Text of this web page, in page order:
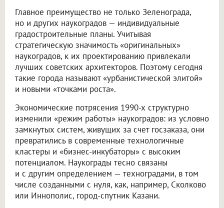
Главное преимущество не только Зеленограда,
но и других наукоградов — индивидуальные
градостроительные планы. Учитывая
стратегическую значимость «оригинальных»
наукоградов, к их проектированию привлекали
лучших советских архитекторов. Поэтому сегодня
такие города называют «урбанистической элитой»
и новыми «точками роста».
Экономические потрясения 1990-х структурно
изменили «режим работы» наукоградов: из условно
замкнутых систем, живущих за счет госзаказа, они
превратились в современные технологичные
кластеры и «бизнес-инкубаторы» с высоким
потенциалом. Наукограды тесно связаны
и с другим определением — техноградами, в том
числе созданными с нуля, как, например, Сколково
или Иннополис, город-спутник Казани.